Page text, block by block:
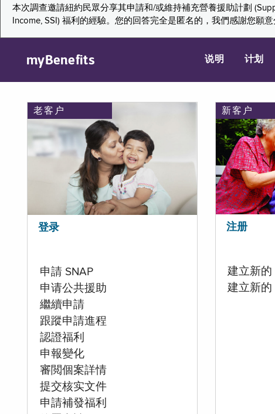
本次調查邀請紐約民眾分享其申請和/或維持補充營養援助計劃
Income, SSI) 福利的經驗。您的回答完全是匿名的，我們感謝您願
myBenefits 说明 计划
老客户
登录
申請 SNAP
申请公共援助
繼續申請
跟蹤申請進程
認證福利
申報變化
審閲個案詳情
提交核实文件
申請補發福利
新客户
注册
建立新的
建立新的